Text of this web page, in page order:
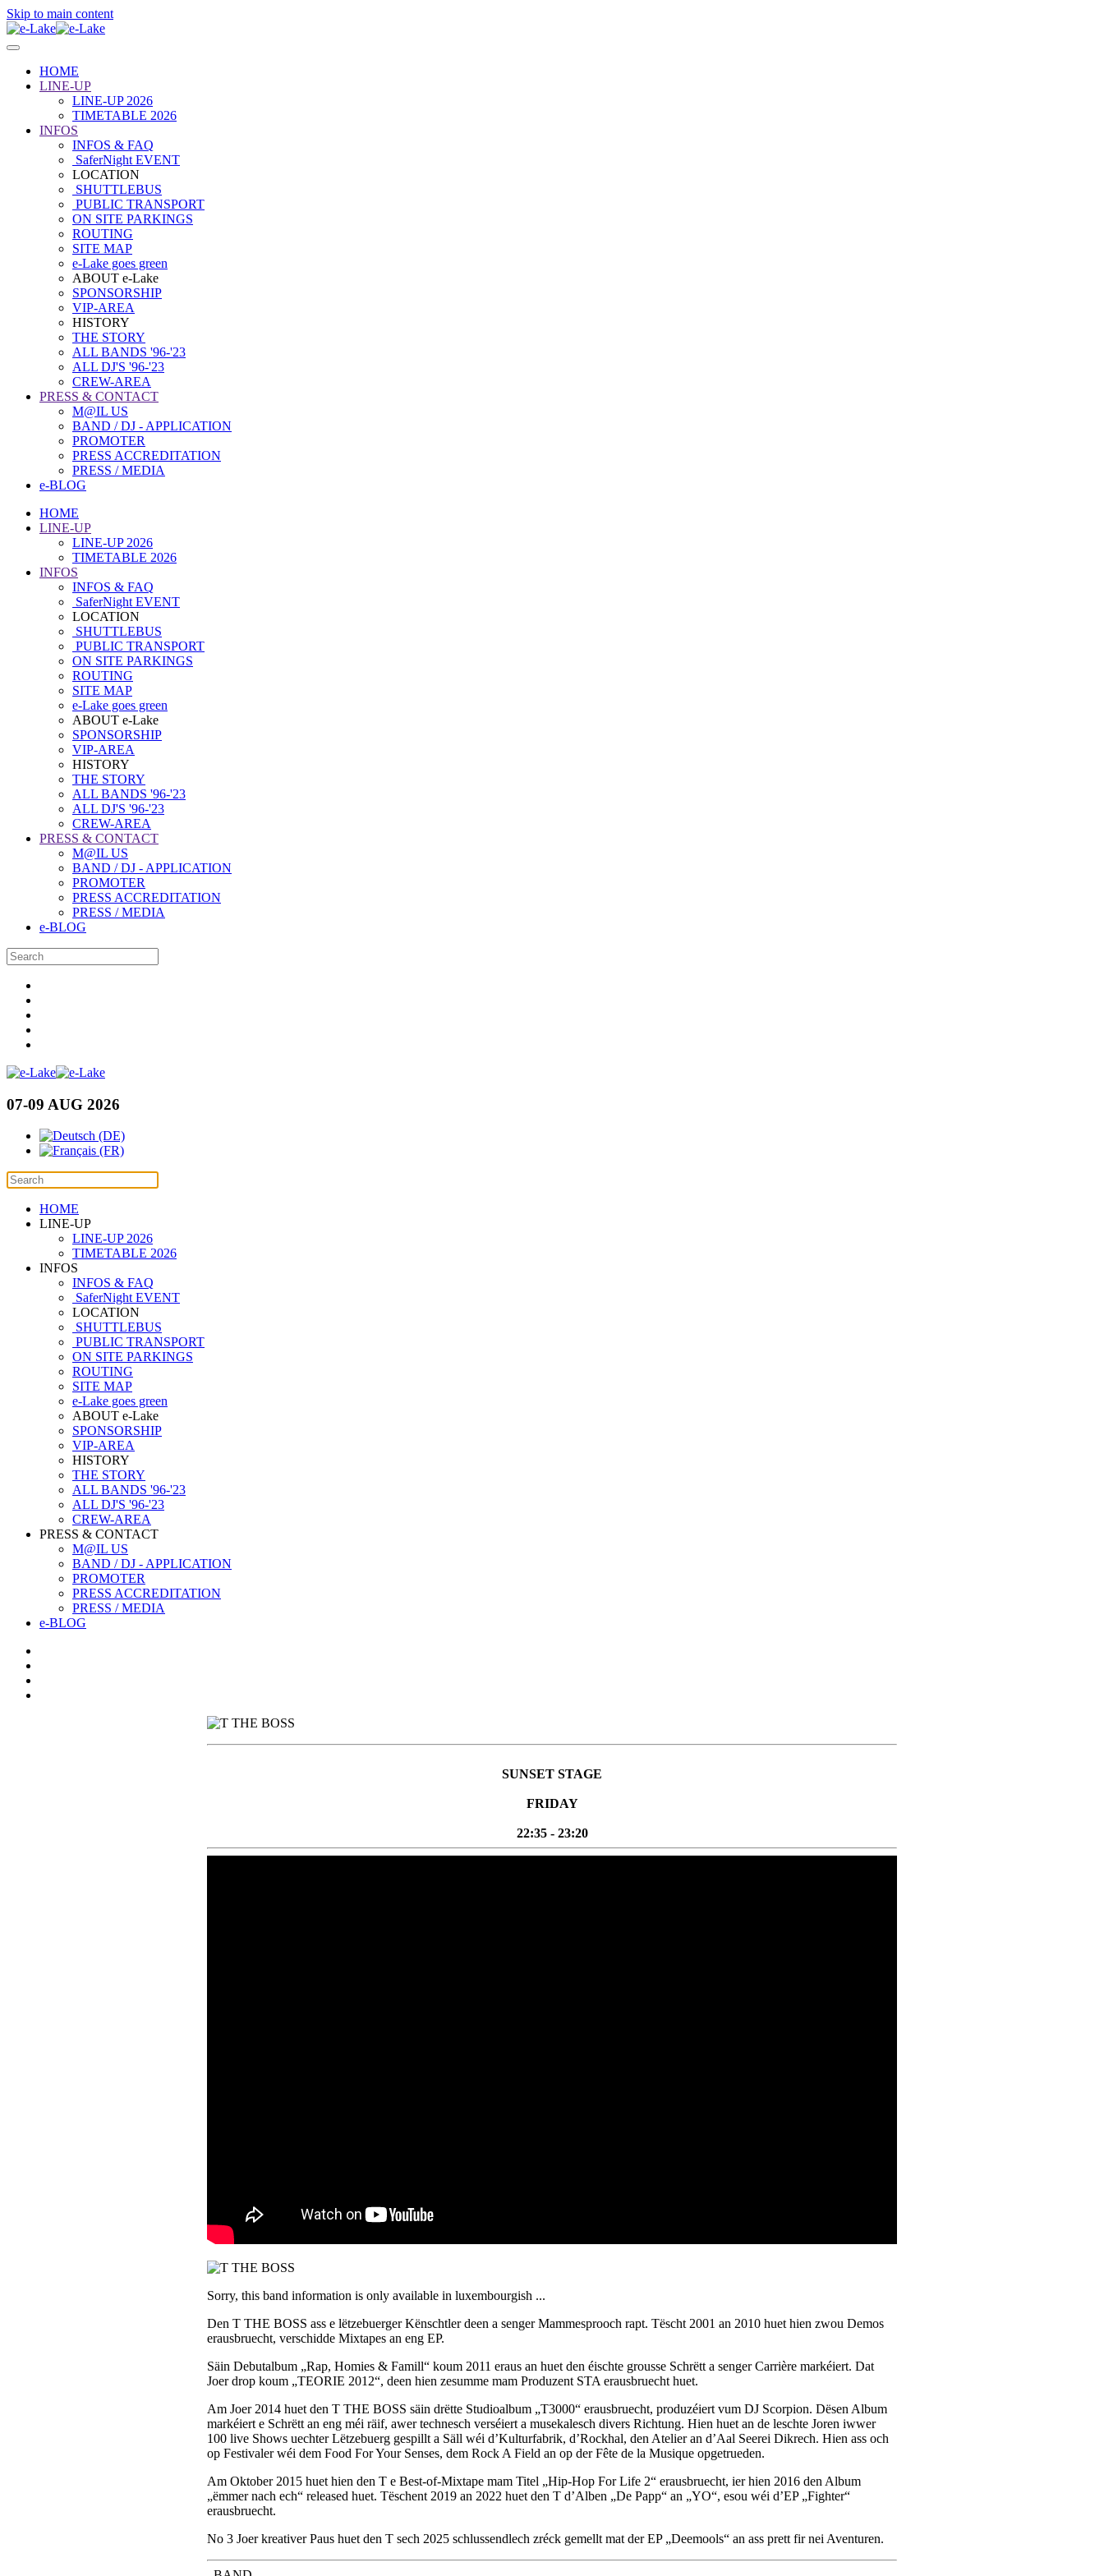
Skip to main content
HOME
LINE-UP
LINE-UP 2026
TIMETABLE 2026
INFOS
INFOS & FAQ
SaferNight EVENT
LOCATION
SHUTTLEBUS
PUBLIC TRANSPORT
ON SITE PARKINGS
ROUTING
SITE MAP
e-Lake goes green
ABOUT e-Lake
SPONSORSHIP
VIP-AREA
HISTORY
THE STORY
ALL BANDS '96-'23
ALL DJ'S '96-'23
CREW-AREA
PRESS & CONTACT
M@IL US
BAND / DJ - APPLICATION
PROMOTER
PRESS ACCREDITATION
PRESS / MEDIA
e-BLOG
HOME
LINE-UP
LINE-UP 2026
TIMETABLE 2026
INFOS
INFOS & FAQ
SaferNight EVENT
LOCATION
SHUTTLEBUS
PUBLIC TRANSPORT
ON SITE PARKINGS
ROUTING
SITE MAP
e-Lake goes green
ABOUT e-Lake
SPONSORSHIP
VIP-AREA
HISTORY
THE STORY
ALL BANDS '96-'23
ALL DJ'S '96-'23
CREW-AREA
PRESS & CONTACT
M@IL US
BAND / DJ - APPLICATION
PROMOTER
PRESS ACCREDITATION
PRESS / MEDIA
e-BLOG
07-09 AUG 2026
HOME
LINE-UP
LINE-UP 2026
TIMETABLE 2026
INFOS
INFOS & FAQ
SaferNight EVENT
LOCATION
SHUTTLEBUS
PUBLIC TRANSPORT
ON SITE PARKINGS
ROUTING
SITE MAP
e-Lake goes green
ABOUT e-Lake
SPONSORSHIP
VIP-AREA
HISTORY
THE STORY
ALL BANDS '96-'23
ALL DJ'S '96-'23
CREW-AREA
PRESS & CONTACT
M@IL US
BAND / DJ - APPLICATION
PROMOTER
PRESS ACCREDITATION
PRESS / MEDIA
e-BLOG
SUNSET STAGE
FRIDAY
22:35 - 23:20
Sorry, this band information is only available in luxembourgish ...
Den T THE BOSS ass e lëtzebuerger Kënschtler deen a senger Mammesprooch rapt. Tëscht 2001 an 2010 huet hien zwou Demos
erausbruecht, verschidde Mixtapes an eng EP.
Säin Debutalbum „Rap, Homies & Famill“ koum 2011 eraus an huet den éischte grousse Schrëtt a senger Carrière markéiert. Dat
Joer drop koum „TEORIE 2012“, deen hien zesumme mam Produzent STA erausbruecht huet.
Am Joer 2014 huet den T THE BOSS säin drëtte Studioalbum „T3000“ erausbruecht, produzéiert vum DJ Scorpion. Dësen Album
markéiert e Schrëtt an eng méi räif, awer technesch verséiert a musekalesch divers Richtung. Hien huet an de leschte Joren iwwer
100 live Shows uechter Lëtzebuerg gespillt a Säll wéi d’Kulturfabrik, d’Rockhal, den Atelier an d’Aal Seerei Dikrech. Hien ass och
op Festivaler wéi dem Food For Your Senses, dem Rock A Field an op der Fête de la Musique opgetrueden.
Am Oktober 2015 huet hien den T e Best-of-Mixtape mam Titel „Hip-Hop For Life 2“ erausbruecht, ier hien 2016 den Album
„ëmmer nach ech“ released huet. Tëschent 2019 an 2022 huet den T d’Alben „De Papp“ an „YO“, esou wéi d’EP „Fighter“
erausbruecht.
No 3 Joer kreativer Paus huet den T sech 2025 schlussendlech zréck gemellt mat der EP „Deemools“ an ass prett fir nei Aventuren.